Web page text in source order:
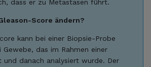
dass er zu Metastasen führt.
Score ändern?
kann bei einer Biopsie-Probe
Gewebe, das im Rahmen einer
und danach analysiert wurde. Der